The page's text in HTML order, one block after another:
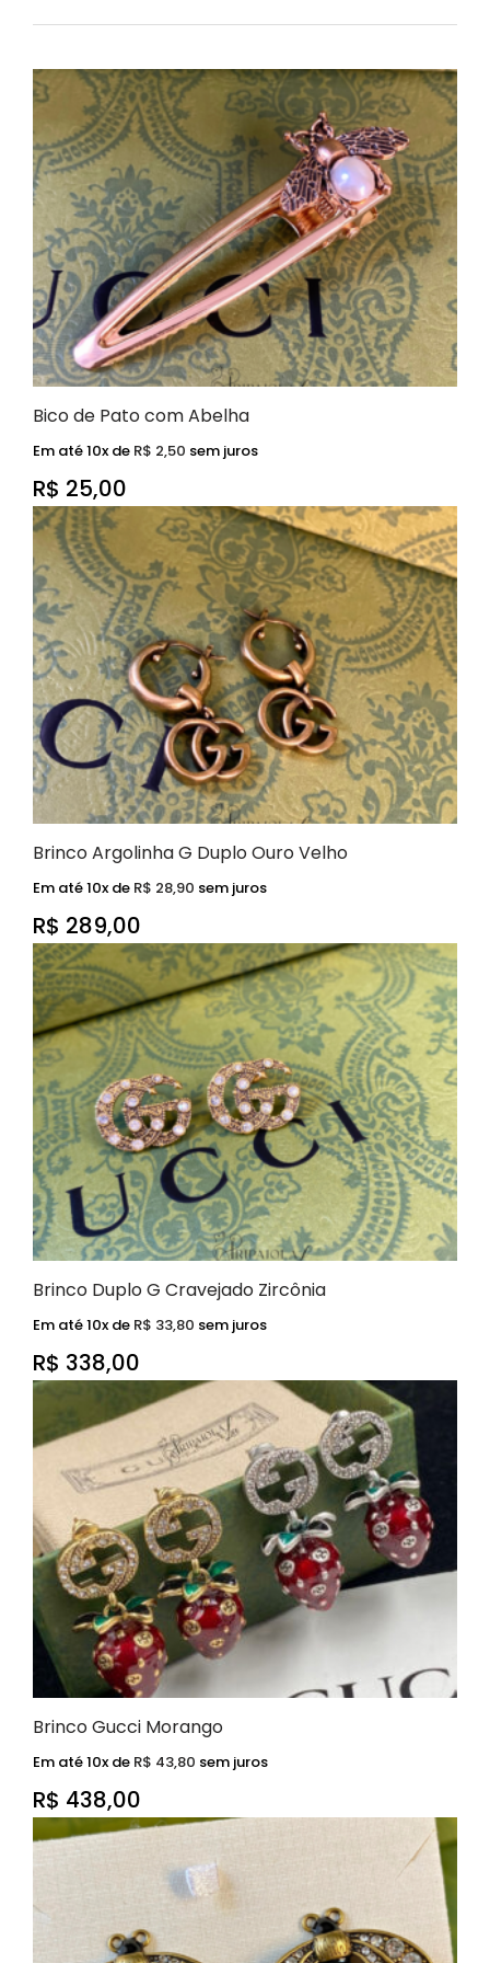
Bico de Pato com Abelha
R$ 25,00
Em até 10x de R$ 2,50 sem juros
Brinco Argolinha G Duplo Ouro Velho
R$ 289,00
Em até 10x de R$ 28,90 sem juros
Brinco Duplo G Cravejado Zircônia
R$ 338,00
Em até 10x de R$ 33,80 sem juros
Brinco Gucci Morango
R$ 438,00
Em até 10x de R$ 43,80 sem juros